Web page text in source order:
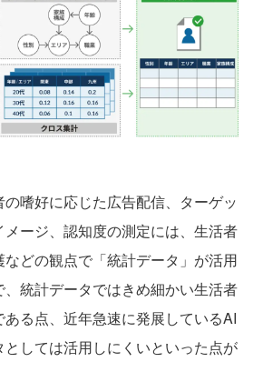
嗜好に応じた広告配信、ターゲッ
メージ、認知度の測定には、生活者
どの観点で「統計データ」が活用
、統計データではきめ細かい生活者
る点、近年急速に発展しているAI
しては活用しにくいといった点が